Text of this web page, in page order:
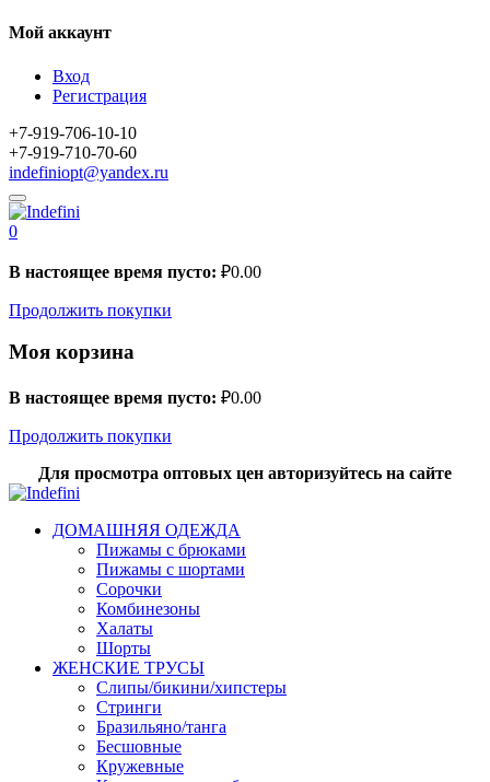
Мой аккаунт
Вход
Регистрация
+7-919-706-10-10
+7-919-710-70-60
indefiniopt@yandex.ru
0
В настоящее время пусто: ₽0.00
Продолжить покупки
Моя корзина
В настоящее время пусто: ₽0.00
Продолжить покупки
Для просмотра оптовых цен авторизуйтесь на сайте
ДОМАШНЯЯ ОДЕЖДА
Пижамы с брюками
Пижамы с шортами
Сорочки
Комбинезоны
Халаты
Шорты
ЖЕНСКИЕ ТРУСЫ
Слипы/бикини/хипстеры
Стринги
Бразильяно/танга
Бесшовные
Кружевные